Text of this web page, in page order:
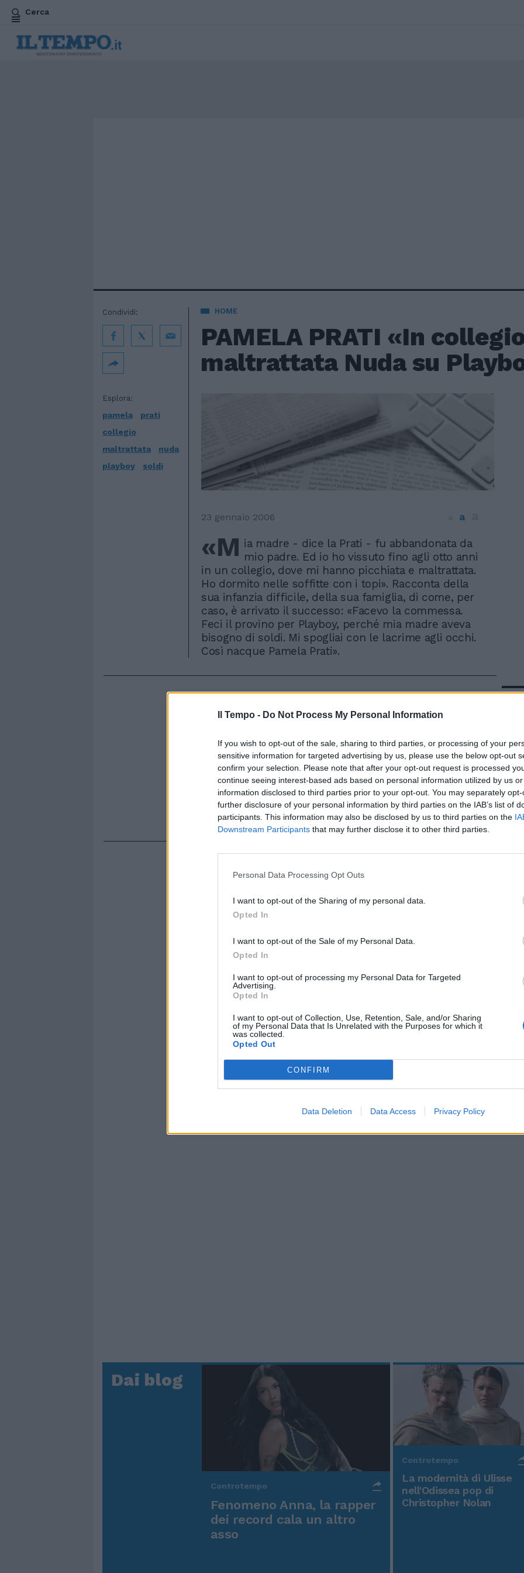
Il Tempo - Do Not Process My Personal Information
If you wish to opt-out of the sale, sharing to third parties, or processing of your
sensitive information for targeted advertising by us, please use the below opt-out
confirm your selection. Please note that after your opt-out request is processed
continue seeing interest-based ads based on personal information utilized by us
information disclosed to third parties prior to your opt-out. You may separately
further disclosure of your personal information by third parties on the IAB’s list of
participants. This information may also be disclosed by us to third parties on the
Downstream Participants that may further disclose it to other third parties.
Personal Data Processing Opt Outs
I want to opt-out of the Sharing of my personal data.
Opted In
I want to opt-out of the Sale of my Personal Data.
Opted In
I want to opt-out of processing my Personal Data for Targeted
Advertising.
Opted In
I want to opt-out of Collection, Use, Retention, Sale, and/or Sharing
of my Personal Data that Is Unrelated with the Purposes for which it
was collected.
Opted Out
CONFIRM
Data Deletion Data Access Privacy Policy
Cerca
HOME
PAMELA PRATI «In
maltrattata Nuda su
Esplora:
pamela
prati
collegio
maltrattata
nuda
playboy
soldi
Condividi:
23 gennaio 2006 a
«M ia madre - dice la Prati - fu abbandonata da
mio padre. Ed io ho vissuto fino agli otto anni
in un collegio, dove mi hanno picchiata e maltrattata.
Ho dormito nelle soffitte con i topi». Racconta della
sua infanzia difficile, della sua famiglia, di come, per
caso, è arrivato il successo: «Facevo la commessa.
Feci il provino per Playboy, perché mia madre aveva
bisogno di soldi. Mi spogliai con le lacrime agli occhi.
Così nacque Pamela Prati».
In
Rudy Giuliani a Come States?
americana
Dai blog
Controtempo
Fenomeno Anna, la rapper
dei record cala un altro
asso
Controtempo
La modernità di Ulisse
nell'Odissea pop di
Christopher Nolan